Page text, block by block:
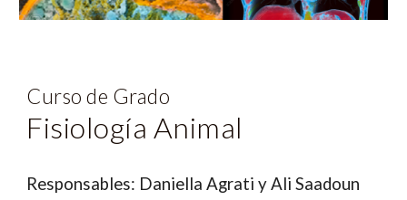
Curso de Grado
Fisiología Animal
Responsables: Daniella Agrati y Ali Saadoun